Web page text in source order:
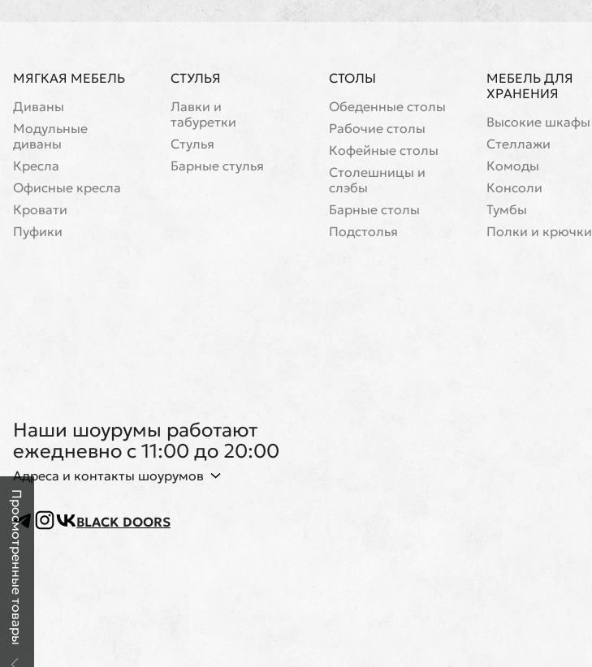
МЯГКАЯ МЕБЕЛЬ
Диваны
Модульные
диваны
Кресла
Офисные кресла
Кровати
Пуфики
СТУЛЬЯ
Лавки и
табуретки
Стулья
Барные стулья
СТОЛЫ
Обеденные столы
Рабочие столы
Кофейные столы
Cтолешницы и
слэбы
Барные столы
Подстолья
МЕБЕЛЬ ДЛЯ
ХРАНЕНИЯ
Высокие шкафы
Стеллажи
Комоды
Консоли
Тумбы
Полки и крючки
Наши шоурумы работают
ежедневно с 11:00 до 20:00
Адреса и контакты шоурумов
BLACK DOORS
Просмотренные товары